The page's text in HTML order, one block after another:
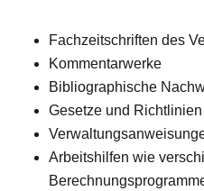
Fachzeitschriften des
Kommentarwerke
Bibliographische
Gesetze und Richtlinien
Arbeitshilfen wie